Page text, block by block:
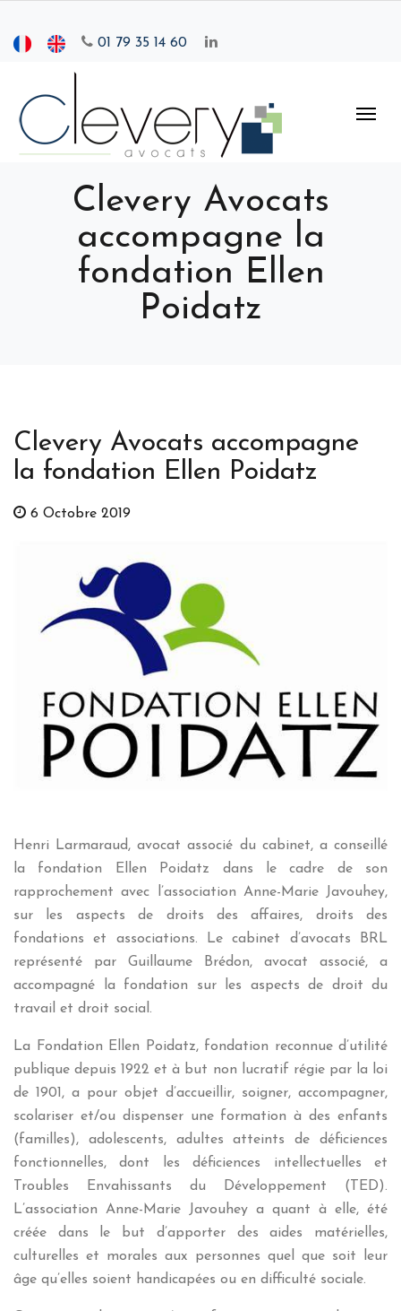
01 79 35 14 60
Clevery Avocats
accompagne la
fondation Ellen
Poidatz
Clevery Avocats accompagne
la fondation Ellen Poidatz
6 Octobre 2019
Henri Larmaraud, avocat associé du cabinet, a conseillé
la fondation Ellen Poidatz dans le cadre de son
rapprochement avec l’association Anne-Marie Javouhey,
sur les aspects de droits des affaires, droits des
fondations et associations. Le cabinet d’avocats BRL
représenté par Guillaume Brédon, avocat associé, a
accompagné la fondation sur les aspects de droit du
travail et droit social.
La Fondation Ellen Poidatz, fondation reconnue d’utilité
publique depuis 1922 et à but non lucratif régie par la loi
de 1901, a pour objet d’accueillir, soigner, accompagner,
scolariser et/ou dispenser une formation à des enfants
(familles), adolescents, adultes atteints de déficiences
fonctionnelles, dont les déficiences intellectuelles et
Troubles Envahissants du Développement (TED).
L’association Anne-Marie Javouhey a quant à elle, été
créée dans le but d’apporter des aides matérielles,
culturelles et morales aux personnes quel que soit leur
âge qu’elles soient handicapées ou en difficulté sociale.